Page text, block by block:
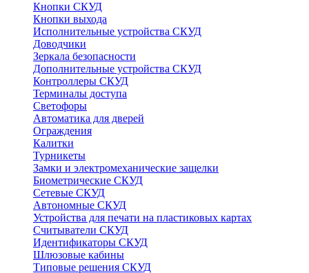
Кнопки СКУД
Кнопки выхода
Исполнительные устройства СКУД
Доводчики
Зеркала безопасности
Дополнительные устройства СКУД
Контроллеры СКУД
Терминалы доступа
Светофоры
Автоматика для дверей
Ограждения
Калитки
Турникеты
Замки и электромеханические защелки
Биометрические СКУД
Сетевые СКУД
Автономные СКУД
Устройства для печати на пластиковых картах
Считыватели СКУД
Идентификаторы СКУД
Шлюзовые кабины
Типовые решения СКУД